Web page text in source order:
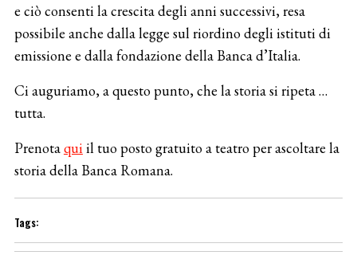
e ciò consenti la crescita degli anni successivi, resa
possibile anche dalla legge sul riordino degli istituti di
emissione e dalla fondazione della Banca d’Italia.
Ci auguriamo, a questo punto, che la storia si ripeta …
tutta.
Prenotaquiil tuo posto gratuito a teatro per ascoltare la
storia della Banca Romana.